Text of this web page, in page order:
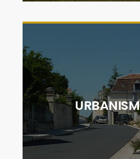
"Le service urbanisme est
des communes afin de
des actes relatifs à
DÉCOUVRIR